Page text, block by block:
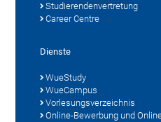
Studierendenvertretung
Career Centre
Dienste
WueStudy
WueCampus
Vorlesungsverzeichnis
Online-Bewerbung und